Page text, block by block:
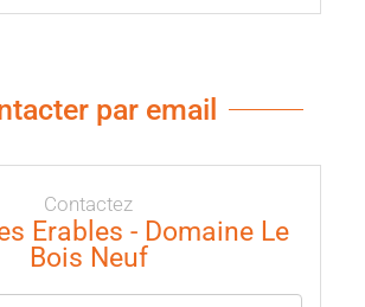
par email
Contactez
Erables - Domaine Le
Bois Neuf